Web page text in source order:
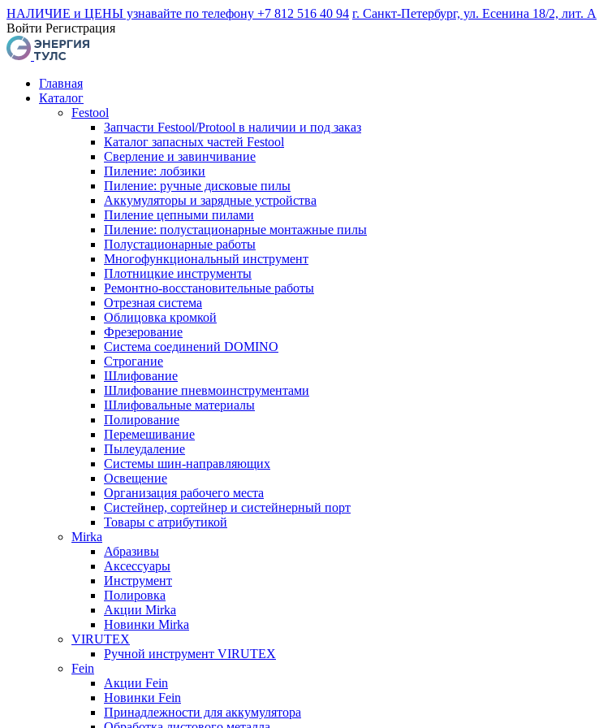
НАЛИЧИЕ и ЦЕНЫ узнавайте по телефону +7 812 516 40 94 г. Санкт-Петербург, ул. Есенина 18/2, лит. А
Войти Регистрация
Главная
Каталог
Festool
Запчасти Festool/Protool в наличии и под заказ
Каталог запасных частей Festool
Сверление и завинчивание
Пиление: лобзики
Пиление: ручные дисковые пилы
Аккумуляторы и зарядные устройства
Пиление цепными пилами
Пиление: полустационарные монтажные пилы
Полустационарные работы
Многофункциональный инструмент
Плотницкие инструменты
Ремонтно-восстановительные работы
Отрезная система
Облицовка кромкой
Фрезерование
Система соединений DOMINO
Строгание
Шлифование
Шлифование пневмоинструментами
Шлифовальные материалы
Полирование
Перемешивание
Пылеудаление
Системы шин-направляющих
Освещение
Организация рабочего места
Систейнер, сортейнер и систейнерный порт
Товары с атрибутикой
Mirka
Абразивы
Аксессуары
Инструмент
Полировка
Акции Mirka
Новинки Mirka
VIRUTEX
Ручной инструмент VIRUTEX
Fein
Акции Fein
Новинки Fein
Принадлежности для аккумулятора